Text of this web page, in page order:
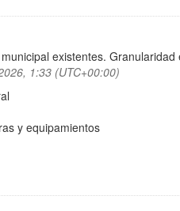
existentes. Granularidad
1:33 (UTC+00:00)
y equipamientos